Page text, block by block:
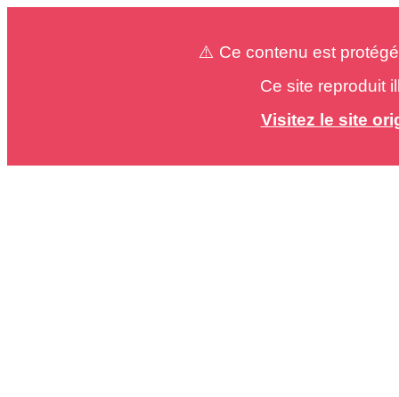
⚠️ Ce contenu est
Ce site reproduit
Visitez le site